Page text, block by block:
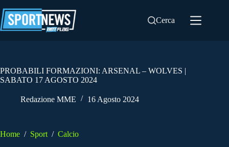
al
contenuto
Cerca
PROBABILI FORMAZIONI: ARSENAL – WOLVES |
SABATO 17 AGOSTO 2024
Redazione MME 16 Agosto 2024
Home / Sport / Calcio